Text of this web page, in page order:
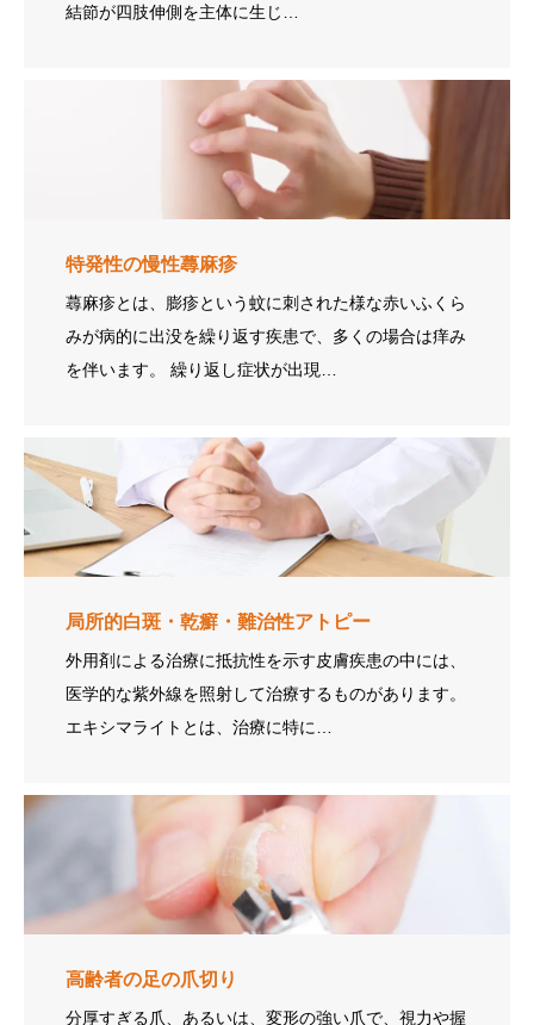
結節が四肢伸側を主体に生じ…
特発性の慢性蕁麻疹
蕁麻疹とは、膨疹という蚊に刺された様な赤いふくら
みが病的に出没を繰り返す疾患で、多くの場合は痒み
を伴います。 繰り返し症状が出現…
局所的白斑・乾癬・難治性アトピー
外用剤による治療に抵抗性を示す皮膚疾患の中には、
医学的な紫外線を照射して治療するものがあります。
エキシマライトとは、治療に特に…
高齢者の足の爪切り
分厚すぎる爪、あるいは、変形の強い爪で、視力や握